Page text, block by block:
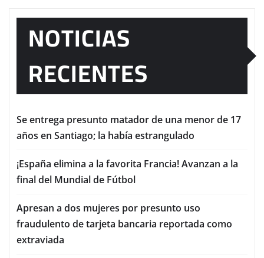
NOTICIAS
RECIENTES
Se entrega presunto matador de una menor de 17
años en Santiago; la había estrangulado
¡España elimina a la favorita Francia! Avanzan a la
final del Mundial de Fútbol
Apresan a dos mujeres por presunto uso
fraudulento de tarjeta bancaria reportada como
extraviada